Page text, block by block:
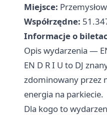
Miejsce:
Współrzędne:
Informacje o
Opis wydarzenia —
EN D R I U to DJ
zdominowany przez
energia na parkiecie.
Dla kogo to